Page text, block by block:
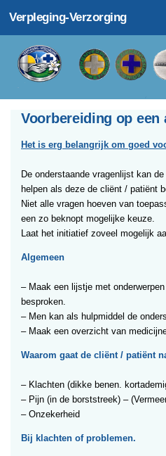
Doorgaan naar inhoud
Verpleging-Verzorging
Voorbereiding op een
Het is erg belangrijk om goed
De onderstaande vragenlijst kan
helpen als deze de cliënt / patiënt
Niet alle vragen hoeven van
een zo beknopt mogelijke keuze.
Laat het initiatief zoveel mogelijk
Algemeen
– Maak een lijstje met
besproken.
– Men kan als hulpmiddel de
– Maak een overzicht van
Waarom gaat de cliënt / patiënt
– Klachten (dikke benen.
– Pijn (in de borststreek) –
– Onzekerheid
Bij klachten of problemen.